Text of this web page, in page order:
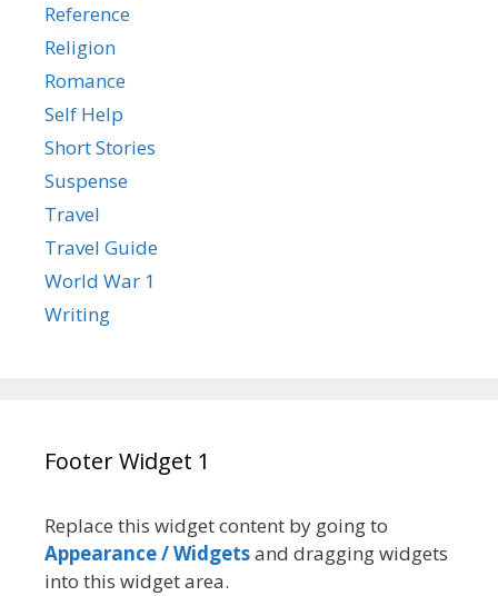
Reference
Religion
Romance
Self Help
Short Stories
Suspense
Travel
Travel Guide
World War 1
Writing
Footer Widget 1
Replace this widget content by going to
Appearance / Widgetsand dragging widgets
into this widget area.